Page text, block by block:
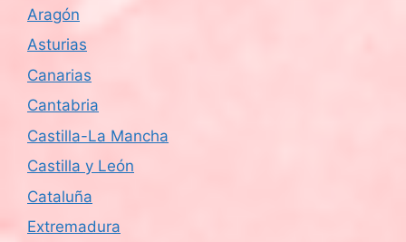
Aragón
Asturias
Canarias
Cantabria
Castilla-La Mancha
Castilla y León
Cataluña
Extremadura